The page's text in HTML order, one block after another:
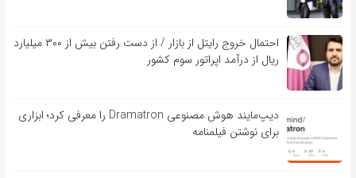
احتمال خروج رایتل از بازار / از دست رفتن بیش از ۳۰۰ میلیارد
ریال از درآمد اپراتور سوم کشور
دیپ‌مایند هوش مصنوعی Dramatron را معرفی کرد؛ ابزاری
برای نوشتن فیلمنامه